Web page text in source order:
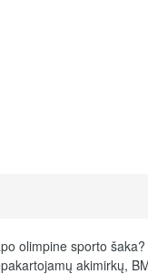
olimpine sporto
akimirkų,